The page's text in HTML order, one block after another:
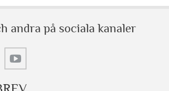
andra på sociala kanaler